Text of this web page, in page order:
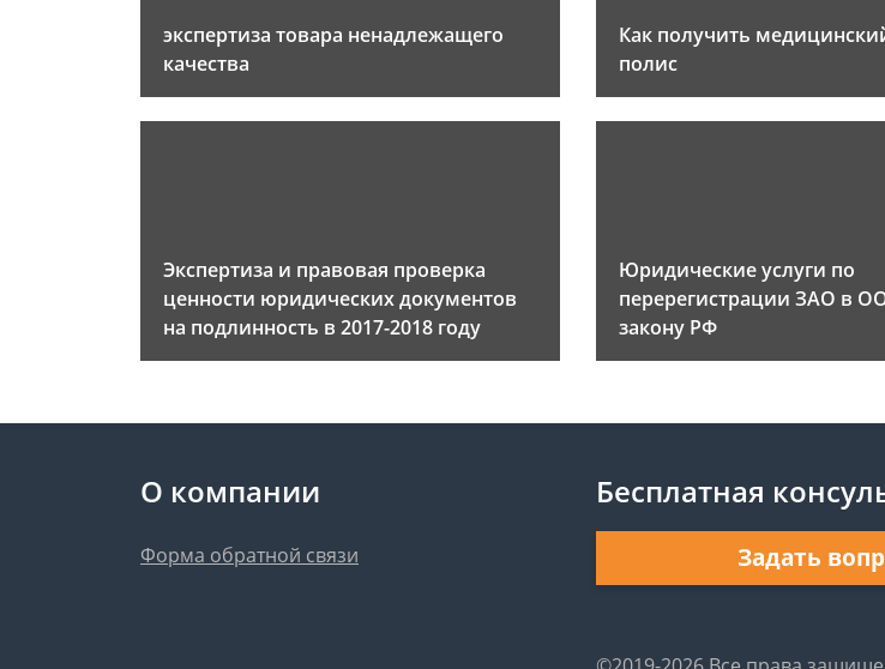
экспертиза товара ненадлежащего
качества
Как получить
полис
Экспертиза и правовая проверка
ценности юридических документов
на подлинность в 2017-2018 году
Юридические услуги по
перерегистрации ЗАО в
закону РФ
О компании
Форма обратной связи
Бесплатная
Задать